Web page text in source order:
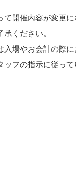
て開催内容が変更に
ください。
入場やお会計の際
ッフの指示に従っ